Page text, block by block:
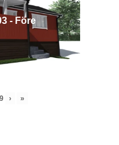
- Före
9 › »